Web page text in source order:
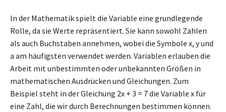
In der Mathematik spielt die Variable eine grundlegende
Rolle, da sie Werte repräsentiert. Sie kann sowohl Zahlen
als auch Buchstaben annehmen, wobei die Symbole x, y und
a am häufigsten verwendet werden. Variablen erlauben die
Arbeit mit unbestimmten oder unbekannten Größen in
mathematischen Ausdrücken und Gleichungen. Zum
Beispiel steht in der Gleichung 2x + 3 = 7 die Variable x für
eine Zahl, die wir durch Berechnungen bestimmen können.